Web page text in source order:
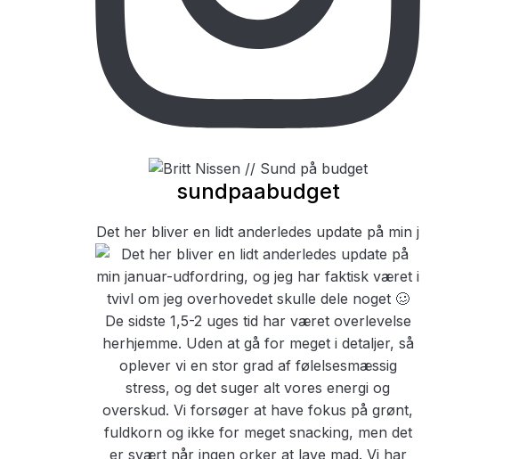
sundpaabudget
Det her bliver en lidt anderledes update på min j